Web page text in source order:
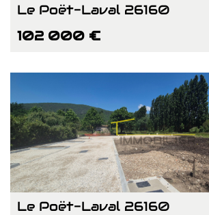
Le Poët-Laval 26160
102 000 €
Le Poët-Laval 26160